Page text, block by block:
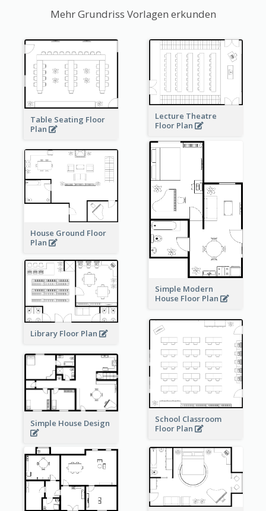
Mehr Grundriss Vorlagen erkunden
Table Seating Floor
Plan
Lecture Theatre
Floor Plan
Simple Modern
House Floor Plan
House Ground Floor
Plan
Library Floor Plan
School Classroom
Floor Plan
Simple House Design